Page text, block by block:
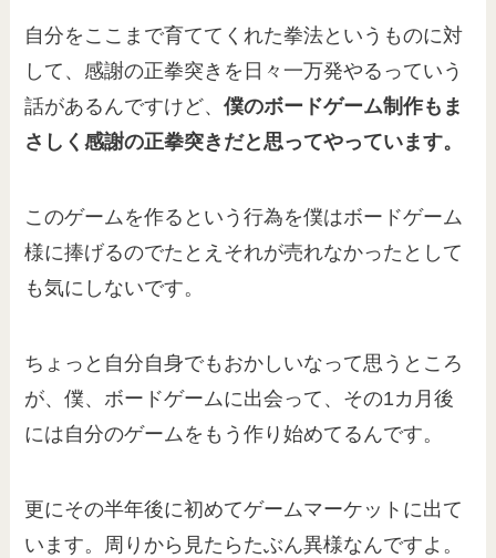
自分をここまで育ててくれた拳法というものに対
して、感謝の正拳突きを日々一万発やるっていう
話があるんですけど、僕のボードゲーム制作もま
さしく感謝の正拳突きだと思ってやっています。
このゲームを作るという行為を僕はボードゲーム
様に捧げるのでたとえそれが売れなかったとして
も気にしないです。
ちょっと自分自身でもおかしいなって思うところ
が、僕、ボードゲームに出会って、その1カ月後
には自分のゲームをもう作り始めてるんです。
更にその半年後に初めてゲームマーケットに出て
います。周りから見たらたぶん異様なんですよ。